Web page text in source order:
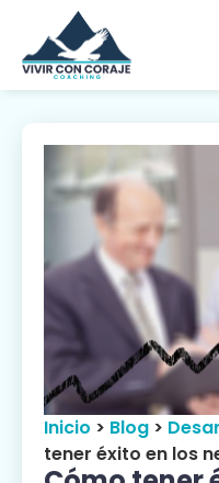
Inicio > Blog >
tener éxito en los